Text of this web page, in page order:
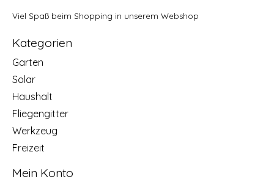
Viel Spaß beim Shopping in unserem Webshop
Kategorien
Garten
Solar
Haushalt
Fliegengitter
Werkzeug
Freizeit
Mein Konto